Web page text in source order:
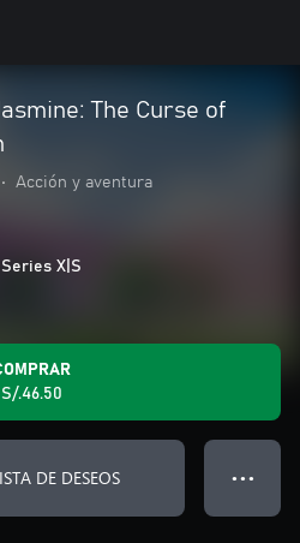
The Curse of
• Acción y aventura
X|S
S/.46.50
DE DESEOS ● ● ●